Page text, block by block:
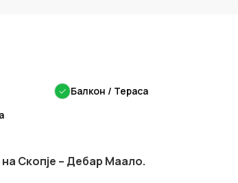
✓ Балкон / Тераса
Скопје – Дебар Маало.